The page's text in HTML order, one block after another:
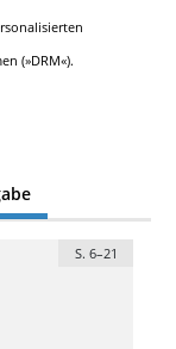
(»DRM«).
S. 6–21